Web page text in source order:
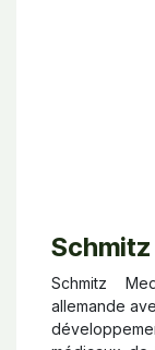
Schmitz
allemande